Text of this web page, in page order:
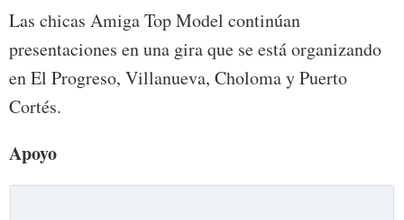
Las chicas Amiga Top Model continúan
presentaciones en una gira que se está organizando
en El Progreso, Villanueva, Choloma y Puerto
Cortés.
Apoyo